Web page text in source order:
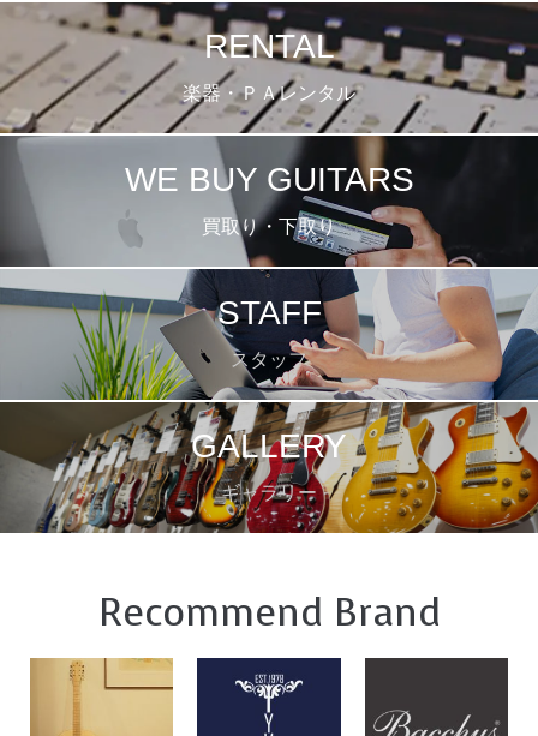
RENTAL
楽器・ＰＡレンタル
WE BUY GUITARS
買取り・下取り
STAFF
スタッフ
GALLERY
ギャラリー
Recommend Brand